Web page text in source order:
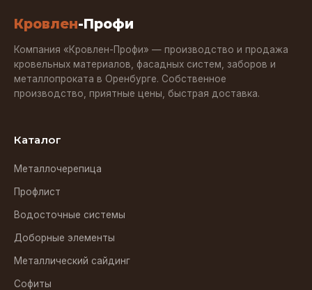
Кровлен-Профи
Компания «Кровлен-Профи» — производство и продажа
кровельных материалов, фасадных систем, заборов и
металлопроката в Оренбурге. Собственное
производство, приятные цены, быстрая доставка.
Каталог
Металлочерепица
Профлист
Водосточные системы
Доборные элементы
Металлический сайдинг
Софиты